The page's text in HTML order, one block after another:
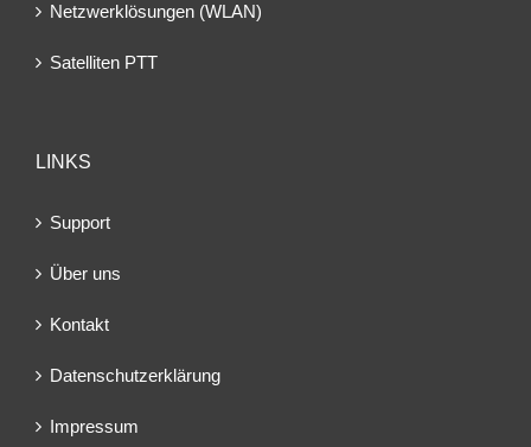
Netzwerklösungen (WLAN)
Satelliten PTT
LINKS
Support
Über uns
Kontakt
Datenschutzerklärung
Impressum